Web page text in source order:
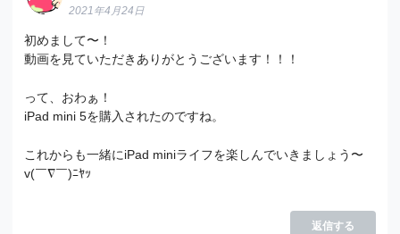
2021年4月24日
初めまして〜！
動画を見ていただきありがとうございます！！！
って、おわぁ！
iPad mini 5を購入されたのですね。
これからも一緒にiPad miniライフを楽しんでいきましょう〜
v(￣∇￣)ﾆﾔｯ
返信する